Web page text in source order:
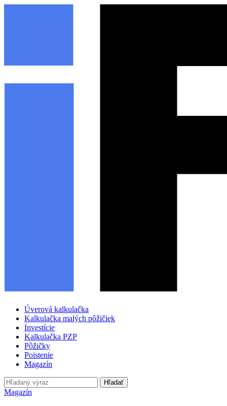
Úverová kalkulačka
Kalkulačka malých pôžičiek
Investície
Kalkulačka PZP
Pôžičky
Poistenie
Magazín
Hľadať
Magazín